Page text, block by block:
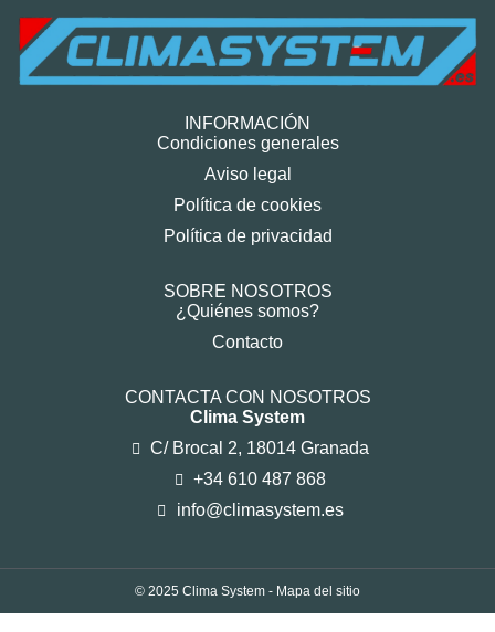
INFORMACIÓN
Condiciones generales
Aviso legal
Política de cookies
Política de privacidad
SOBRE NOSOTROS
¿Quiénes somos?
Contacto
CONTACTA CON NOSOTROS
Clima System
C/ Brocal 2, 18014 Granada
+34 610 487 868
info@climasystem.es
© 2025 Clima System - Mapa del sitio